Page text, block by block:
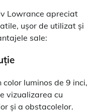
Lowrance apreciat
ușor de utilizat și
sale:
color luminos de 9 inci,
vizualizarea cu
și a obstacolelor.